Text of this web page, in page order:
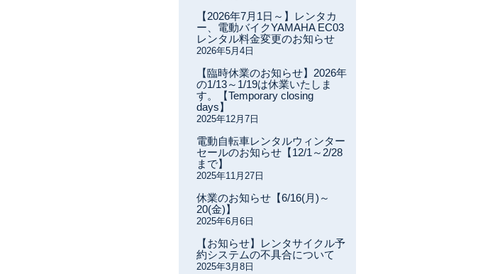
【2026年7月1日～】レンタカ
ー、電動バイクYAMAHA EC03
レンタル料金変更のお知らせ
2026年5月4日
【臨時休業のお知らせ】2026年
の1/13～1/19は休業いたしま
す。【Temporary closing
days】
2025年12月7日
電動自転車レンタルウィンター
セールのお知らせ【12/1～2/28
まで】
2025年11月27日
休業のお知らせ【6/16(月)～
20(金)】
2025年6月6日
【お知らせ】レンタサイクル予
約システムの不具合について
2025年3月8日